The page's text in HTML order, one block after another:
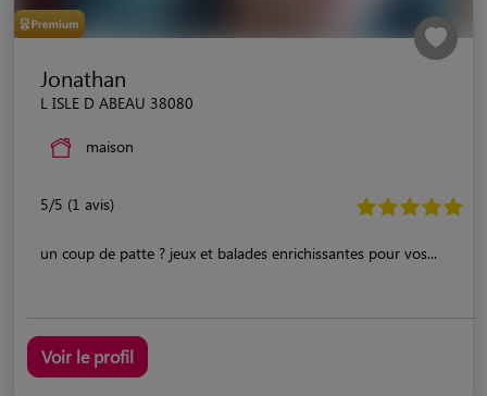
Jonathan
L ISLE D ABEAU 38080
maison
5/5 (1 avis)
un coup de patte ? jeux et balades enrichissantes pour vos...
Voir le profil